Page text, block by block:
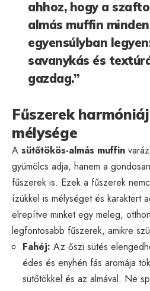
ahhoz, hogy a
almás muffin
egyensúlyban
savanykás és
gazdag.”
Fűszerek
mélysége
A sütőtökös-almás muffin
gyümölcs adja, hanem a
fűszerek is. Ezek a fűszerek
ízükkel is mélységet és karaktert
elrepítve minket egy meleg,
legfontosabb fűszerek, amikre
Fahéj: Az őszi sütés
édes és enyhén fás aromája
sütőtökkel és az almával. Ne